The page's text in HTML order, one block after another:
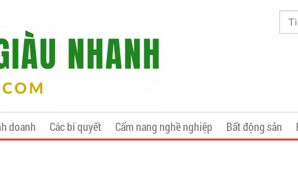
doanh Các bí quyết Cẩm nang nghề nghiệp Bất động sản